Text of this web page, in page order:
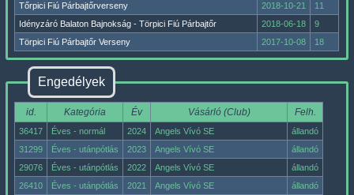
Tőrpici Fiú Párbajtőrverseny
2018-10-21
11
Idényzáró Balaton Bajnokság - Törpici Fiú Párbajtőr
2018-06-18
9
Törpici Fiú Párbajtőr Verseny
2017-10-08 18
Engedélyek
id. Kategória Év Vásárló (Club) Felh.
36417 Éves - normál 2024 Angels Vívó SE
állandó
31299
Éves - utánpótlás 2023 Angels Vívó SE
állandó
29076
Éves - utánpótlás 2022 Angels Vívó SE
állandó
26410
Éves - utánpótlás 2021 Angels Vívó SE állandó